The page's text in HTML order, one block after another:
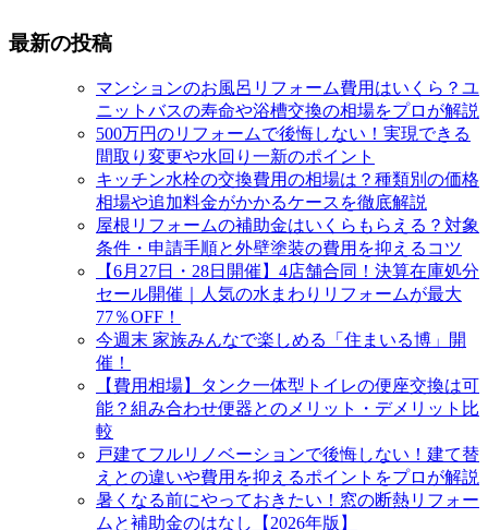
最新の投稿
マンションのお風呂リフォーム費用はいくら？ユ
ニットバスの寿命や浴槽交換の相場をプロが解説
500万円のリフォームで後悔しない！実現できる
間取り変更や水回り一新のポイント
キッチン水栓の交換費用の相場は？種類別の価格
相場や追加料金がかかるケースを徹底解説
屋根リフォームの補助金はいくらもらえる？対象
条件・申請手順と外壁塗装の費用を抑えるコツ
【6月27日・28日開催】4店舗合同！決算在庫処分
セール開催｜人気の水まわりリフォームが最大
77％OFF！
今週末 家族みんなで楽しめる「住まいる博」開
催！
【費用相場】タンク一体型トイレの便座交換は可
能？組み合わせ便器とのメリット・デメリット比
較
戸建てフルリノベーションで後悔しない！建て替
えとの違いや費用を抑えるポイントをプロが解説
暑くなる前にやっておきたい！窓の断熱リフォー
ムと補助金のはなし【2026年版】